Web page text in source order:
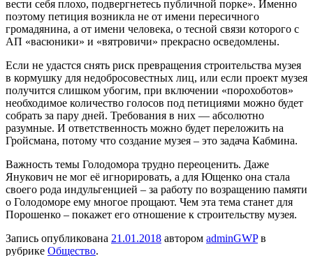
вести себя плохо, подвергнетесь публичной порке». Именно
поэтому петиция возникла не от имени пересичного
громадянина, а от имени человека, о тесной связи которого с
АП «васюники» и «вятровичи» прекрасно осведомлены.
Если не удастся снять риск превращения строительства музея
в кормушку для недобросовестных лиц, или если проект музея
получится слишком убогим, при включении «порохоботов»
необходимое количество голосов под петициями можно будет
собрать за пару дней. Требования в них — абсолютно
разумные. И ответственность можно будет переложить на
Гройсмана, потому что создание музея – это задача Кабмина.
Важность темы Голодомора трудно переоценить. Даже
Янукович не мог её игнорировать, а для Ющенко она стала
своего рода индульгенцией – за работу по возращению памяти
о Голодоморе ему многое прощают. Чем эта тема станет для
Порошенко – покажет его отношение к строительству музея.
Запись опубликована 21.01.2018 автором adminGWPв
рубрике Общество.